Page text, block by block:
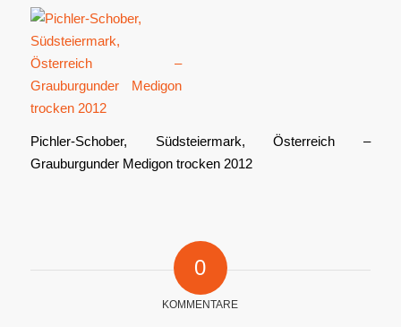
Pichler-Schober, Südsteiermark, Österreich –
Grauburgunder Medigon trocken 2012
0
KOMMENTARE